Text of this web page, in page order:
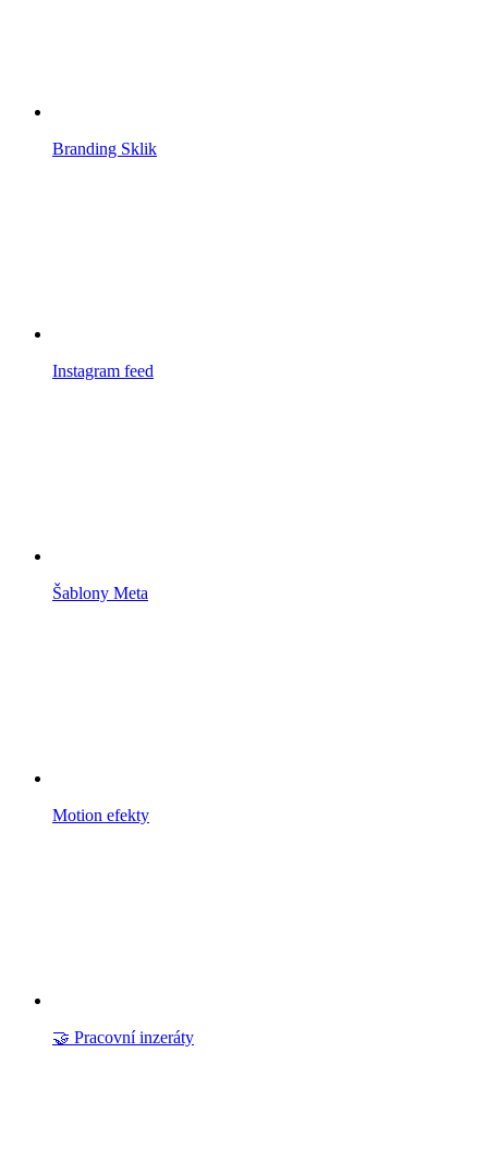
Branding Sklik
Instagram feed
Šablony Meta
Motion efekty
🤝 Pracovní inzeráty